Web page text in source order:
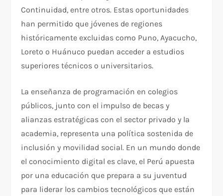
Continuidad, entre otros. Estas oportunidades
han permitido que jóvenes de regiones
históricamente excluidas como Puno, Ayacucho,
Loreto o Huánuco puedan acceder a estudios
superiores técnicos o universitarios.
La enseñanza de programación en colegios
públicos, junto con el impulso de becas y
alianzas estratégicas con el sector privado y la
academia, representa una política sostenida de
inclusión y movilidad social. En un mundo donde
el conocimiento digital es clave, el Perú apuesta
por una educación que prepara a su juventud
para liderar los cambios tecnológicos que están